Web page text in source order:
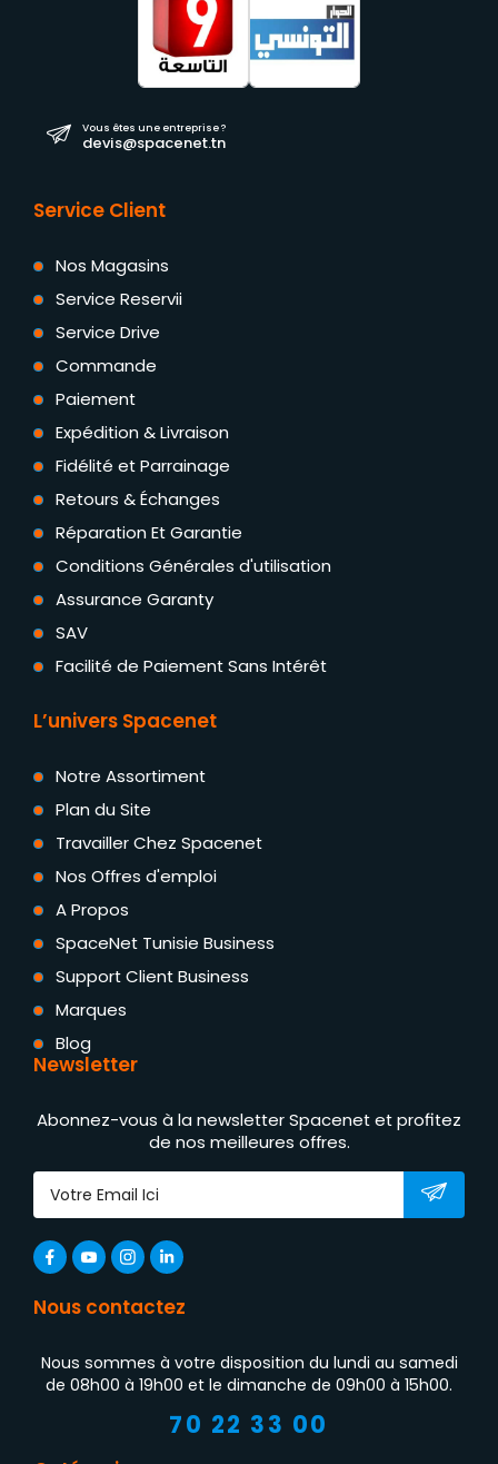
Vous êtes une entreprise ?
devis@spacenet.tn
Service Client
Nos Magasins
Service Reservii
Service Drive
Commande
Paiement
Expédition & Livraison
Fidélité et Parrainage
Retours & Échanges
Réparation Et Garantie
Conditions Générales d'utilisation
Assurance Garanty
SAV
Facilité de Paiement Sans Intérêt
L’univers Spacenet
Notre Assortiment
Plan du Site
Travailler Chez Spacenet
Nos Offres d'emploi
A Propos
SpaceNet Tunisie Business
Support Client Business
Marques
Blog
Newsletter
Abonnez-vous à la newsletter Spacenet et profitez
de nos meilleures offres.
Nous contactez
Nous sommes à votre disposition du lundi au samedi
de 08h00 à 19h00 et le dimanche de 09h00 à 15h00.
70 22 33 00